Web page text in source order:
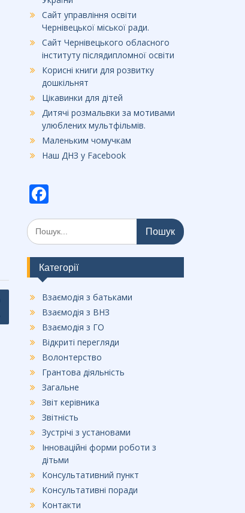
Сайт управління освіти
Чернівецької міської ради.
Сайт Чернівецького обласного
інституту післядипломної освіти
Корисні книги для розвитку
дошкільнят
Цікавинки для дітей
Дитячі розмальвки за мотивами
улюблених мультфільмів.
Маленьким чомучкам
Наш ДНЗ у Facebook
F
ac
e
b
o
o
k
Шукати:
Категорії
Взаємодія з батьками
Взаємодія з ВНЗ
Взаємодія з ГО
Відкриті перегляди
Волонтерство
Грантова діяльність
Загальне
Звіт керівника
Звітність
Зустрічі з установами
Інноваційні форми роботи з
дітьми
Консультативний пункт
Консультативні поради
Контакти